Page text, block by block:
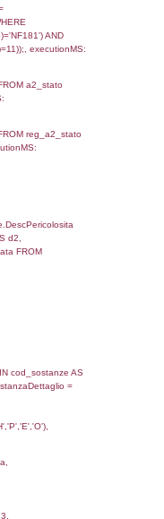
ON
=
=
f_territori_limitrofi
ON
=
=